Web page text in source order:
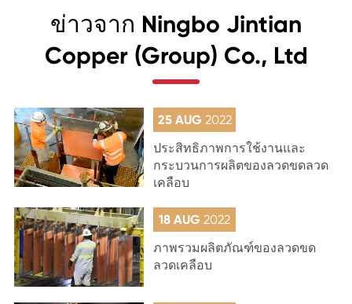
ข่าวจาก Ningbo Jintian
Copper (Group) Co., Ltd
25 AUG 2022
ประสิทธิภาพการใช้งานและ
กระบวนการผลิตของลวดขดลวด
เคลือบ
18 AUG2022
ภาพรวมผลิตภัณฑ์ของลวดขด
ลวดเคลือบ